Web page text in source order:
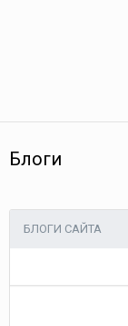
Блоги
БЛОГИ САЙТА